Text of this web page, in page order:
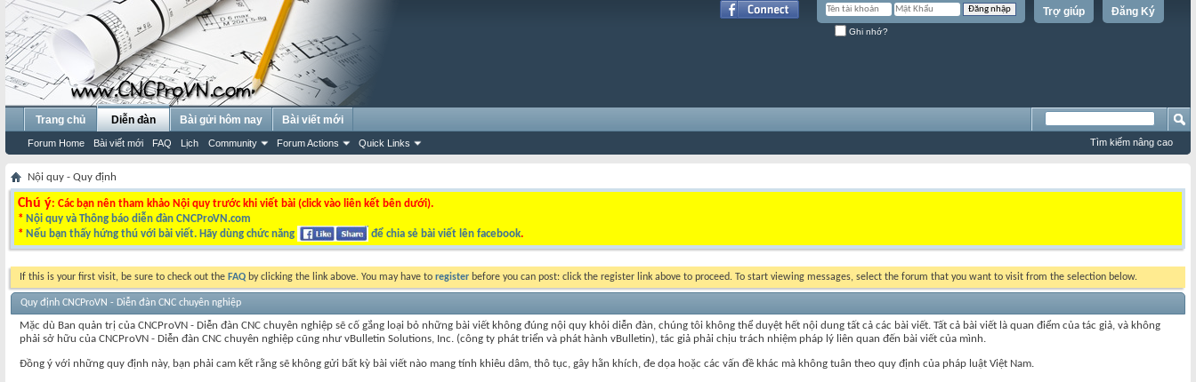
Đăng Ký
Trợ giúp
Ghi nhớ?
Trang chủ Diễn đàn
Forum Home Bài viết mới FAQ Lịch Community Forum Actions Quick Links
Bài gửi hôm nay Bài viết mới
Tìm kiếm nâng cao
Nội quy - Quy định
Chú ý: Các bạn nên tham khảo Nội quy trước khi viết bài (click vào liên kết bên dưới).
* Nội quy và Thông báo diễn đàn CNCProVN.com
* Nếu bạn thấy hứng thú với bài viết. Hãy dùng chức năng để chia sẻ bài viết lên facebook.
If this is your first visit, be sure to check out the FAQ by clicking the link above. You may have to register before you can post: click the register link above to proceed. To start viewing messages, select the forum that you want to visit from the selection below.
Quy định CNCProVN - Diễn đàn CNC chuyên nghiệp
Mặc dù Ban quản trị của CNCProVN - Diễn đàn CNC chuyên nghiệp sẽ cố gắng loại bỏ những bài viết không đúng nội quy khỏi diễn đàn, chúng tôi không thể duyệt hết nội dung tất cả các bài viết. Tất cả bài viết là quan điểm của tác giả, và không
phải sở hữu của CNCProVN - Diễn đàn CNC chuyên nghiệp cũng như vBulletin Solutions, Inc. (công ty phát triển và phát hành vBulletin), tác giả phải chịu trách nhiệm pháp lý liên quan đến bài viết của mình.
Đồng ý với những quy định này, bạn phải cam kết rằng sẽ không gửi bất kỳ bài viết nào mang tính khiêu dâm, thô tục, gây hằn khích, đe dọa hoặc các vấn đề khác mà không tuân theo quy định của pháp luật Việt Nam.